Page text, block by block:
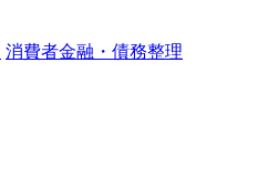
消費者金融・債務整理